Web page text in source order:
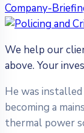
Company-
We help our
above. Your
He was
becoming a
thermal power